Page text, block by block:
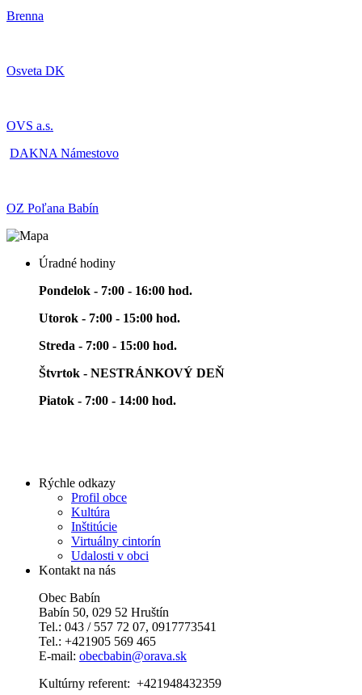
Brenna
Osveta DK
OVS a.s.
DAKNA Námestovo
OZ Poľana Babín
Úradné hodiny
Pondelok - 7:00 - 16:00 hod.
Utorok - 7:00 - 15:00 hod.
Streda - 7:00 - 15:00 hod.
Štvrtok - NESTRÁNKOVÝ DEŇ
Piatok - 7:00 - 14:00 hod.
Rýchle odkazy
Profil obce
Kultúra
Inštitúcie
Virtuálny cintorín
Udalosti v obci
Kontakt na nás
Obec Babín
Babín 50, 029 52 Hruštín
Tel.: 043 / 557 72 07, 0917773541
Tel.: +421905 569 465
E-mail: obecbabin@orava.sk
Kultúrny referent: +421948432359